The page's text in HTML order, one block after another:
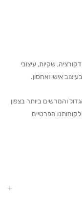
שקיות, עיצובי
אישי ואחסון.
והמרשים ביותר בצפון
את לקוחותנו הפרטיים